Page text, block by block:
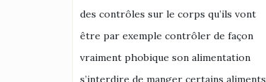
des contrôles sur le corps qu’ils vont
être par exemple contrôler de façon
vraiment phobique son alimentation
s’interdire de manger certains aliments